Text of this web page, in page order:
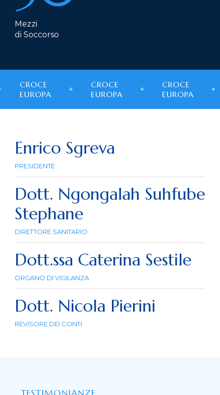
Mezzi
di Soccorso
CROCE
EUROPA
CROCE
EUROPA
CROCE
EUROPA
Enrico Sgreva
Enrico Sgreva
PRESIDENTE
Dott. Ngongalah Suhfube
Stephane
Dott. Ngongalah Suhfube
Stephane
DIRETTORE SANITARIO
Dott.ssa Caterina Sestile
Dott.ssa Caterina Sestile
ORGANO DI VIGILANZA
Dott. Nicola Pierini
REVISORE DEI CONTI